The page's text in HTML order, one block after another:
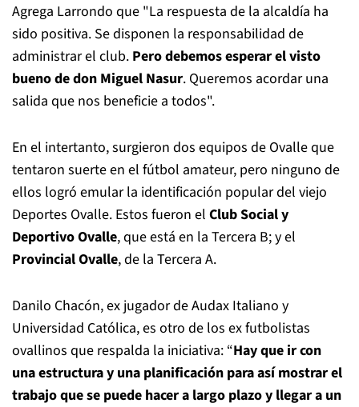
Agrega Larrondo que "La respuesta de la alcaldía ha
sido positiva. Se disponen la responsabilidad de
administrar el club. Pero debemos esperar el visto
bueno de don Miguel Nasur. Queremos acordar una
salida que nos beneficie a todos".
En el intertanto, surgieron dos equipos de Ovalle que
tentaron suerte en el fútbol amateur, pero ninguno de
ellos logró emular la identificación popular del viejo
Deportes Ovalle. Estos fueron el Club Social y
Deportivo Ovalle, que está en la Tercera B; y el
Provincial Ovalle, de la Tercera A.
Danilo Chacón, ex jugador de Audax Italiano y
Universidad Católica, es otro de los ex futbolistas
ovallinos que respalda la iniciativa: “Hay que ir con
una estructura y una planificación para así mostrar el
trabajo que se puede hacer a largo plazo y llegar a un